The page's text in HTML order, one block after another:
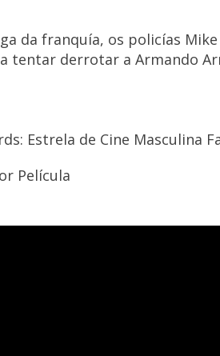
da franquía, os policías
tentar derrotar a Armando
Estrela de Cine Masculina
Película